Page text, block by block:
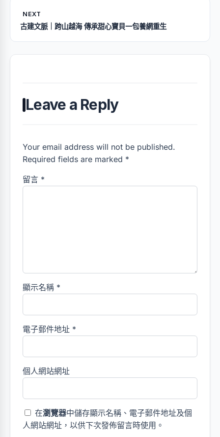
NEXT
古建文脈｜跨山越海 傳承甜心寶貝一包養網重生
Leave a Reply
Your email address will not be published.
Required fields are marked *
留言 *
顯示名稱 *
電子郵件地址 *
個人網站網址
在瀏覽器中儲存顯示名稱、電子郵件地址及個
人網站網址，以供下次發佈留言時使用。